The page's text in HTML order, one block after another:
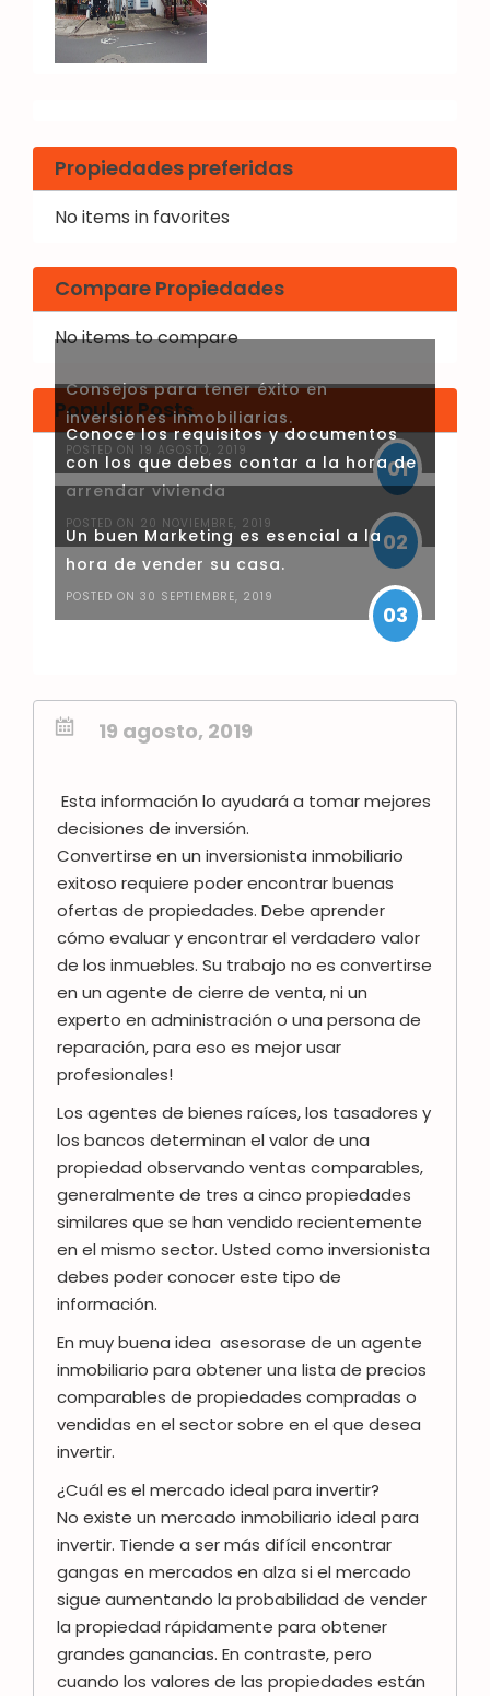
Propiedades preferidas
No items in favorites
Compare Propiedades
No items to compare
Popular Posts
Consejos para tener éxito en
inversiones inmobiliarias.
POSTED ON 19 AGOSTO, 2019
01
Conoce los requisitos y documentos
con los que debes contar a la hora de
arrendar vivienda
POSTED ON 20 NOVIEMBRE, 2019
02
Un buen Marketing es esencial a la
hora de vender su casa.
POSTED ON 30 SEPTIEMBRE, 2019
03
19 agosto, 2019
Esta información lo ayudará a tomar mejores
decisiones de inversión.
Convertirse en un inversionista inmobiliario
exitoso requiere poder encontrar buenas
ofertas de propiedades. Debe aprender
cómo evaluar y encontrar el verdadero valor
de los inmuebles. Su trabajo no es convertirse
en un agente de cierre de venta, ni un
experto en administración o una persona de
reparación, para eso es mejor usar
profesionales!
Los agentes de bienes raíces, los tasadores y
los bancos determinan el valor de una
propiedad observando ventas comparables,
generalmente de tres a cinco propiedades
similares que se han vendido recientemente
en el mismo sector. Usted como inversionista
debes poder conocer este tipo de
información.
En muy buena idea asesorase de un agente
inmobiliario para obtener una lista de precios
comparables de propiedades compradas o
vendidas en el sector sobre en el que desea
invertir.
¿Cuál es el mercado ideal para invertir?
No existe un mercado inmobiliario ideal para
invertir. Tiende a ser más difícil encontrar
gangas en mercados en alza si el mercado
sigue aumentando la probabilidad de vender
la propiedad rápidamente para obtener
grandes ganancias. En contraste, pero
cuando los valores de las propiedades están